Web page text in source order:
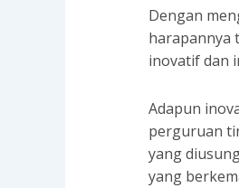
Dengan
harapannya
inovatif dan
Adapun
perguruan
yang
yang